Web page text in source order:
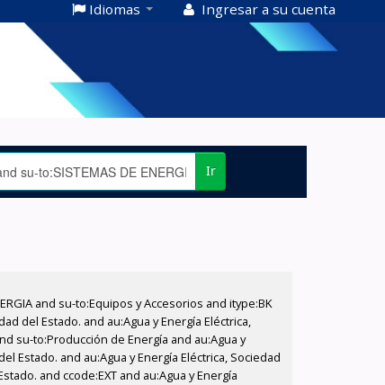
Idiomas Ingresar a su cuenta
Ir
and su-to:Equipos y Accesorios and itype:BK
del Estado. and au:Agua y Energía Eléctrica,
su-to:Producción de Energía and au:Agua y
Estado. and au:Agua y Energía Eléctrica, Sociedad
and ccode:EXT and au:Agua y Energía